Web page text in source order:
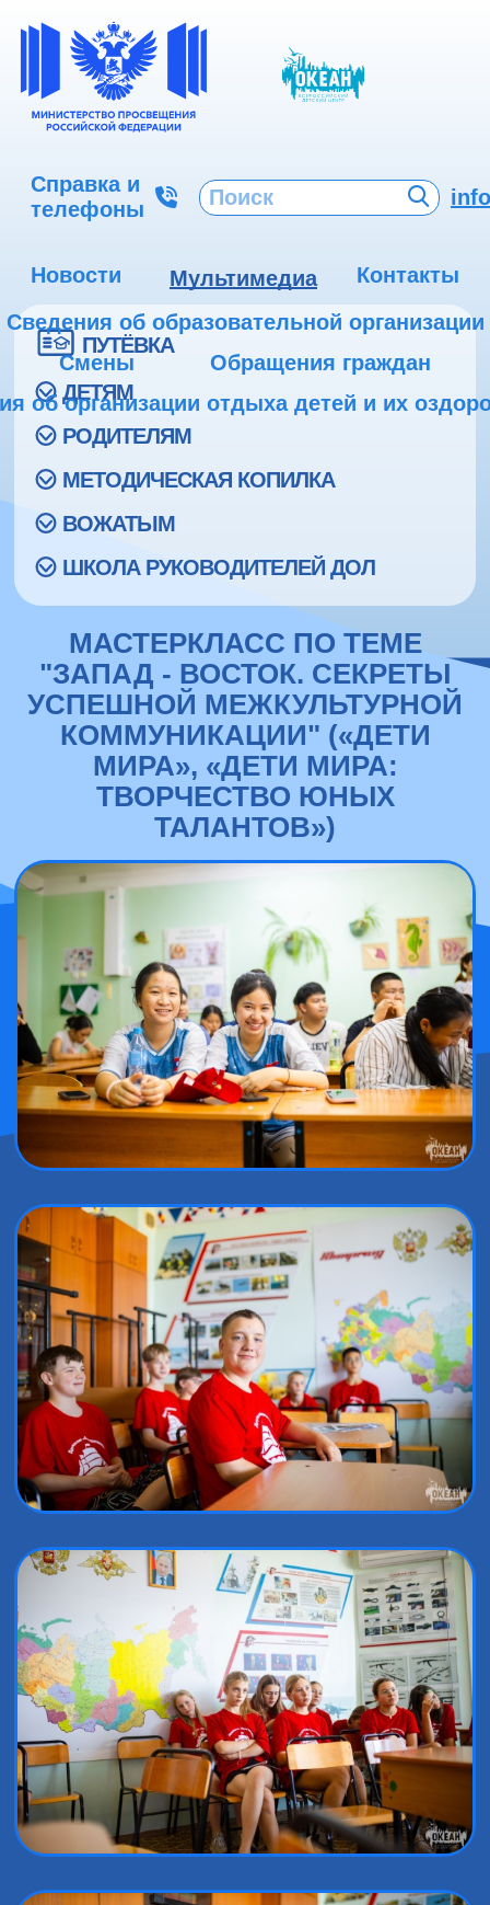
Справка и
телефоны
Новости Мультимедиа
Контакты
Сведения об образовательной организации
Смены
Обращения граждан
об организации отдыха детей и их
ПУТЁВКА
ДЕТЯМ
РОДИТЕЛЯМ
МЕТОДИЧЕСКАЯ КОПИЛКА
ВОЖАТЫМ
ШКОЛА РУКОВОДИТЕЛЕЙ ДОЛ
МАСТЕРКЛАСС ПО ТЕМЕ
"ЗАПАД - ВОСТОК. СЕКРЕТЫ
УСПЕШНОЙ МЕЖКУЛЬТУРНОЙ
КОММУНИКАЦИИ" («ДЕТИ
МИРА», «ДЕТИ МИРА:
ТВОРЧЕСТВО ЮНЫХ
ТАЛАНТОВ»)